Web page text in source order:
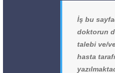
İş bu
doktorun
talebi ve/
hasta